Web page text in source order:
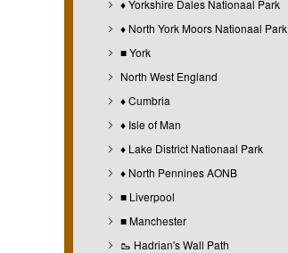
♦ Yorkshire Dales Nationaal Park
♦ North York Moors Nationaal Park
■ York
North West England
♦ Cumbria
♦ Isle of Man
♦ Lake District Nationaal Park
♦ North Pennines AONB
■ Liverpool
■ Manchester
🥾 Hadrian's Wall Path